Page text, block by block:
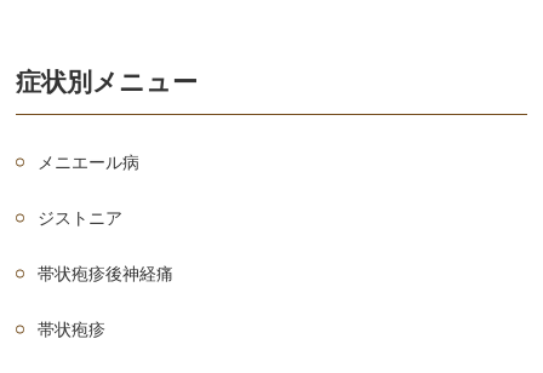
症状別メニュー
メニエール病
ジストニア
帯状疱疹後神経痛
帯状疱疹